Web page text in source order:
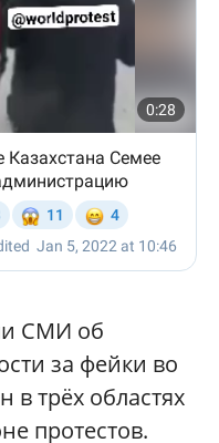
СМИ об
за фейки во
трёх областях
протестов.